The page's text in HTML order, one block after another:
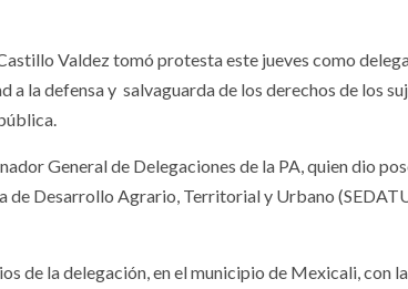
Valdez tomó protesta este jueves como
a la defensa y salvaguarda de los derechos de los
General de Delegaciones de la PA, quien dio
de Desarrollo Agrario, Territorial y Urbano
de la delegación, en el municipio de Mexicali, con